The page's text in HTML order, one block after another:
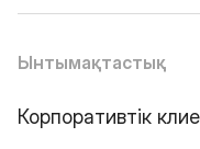
Ынтымақтастық
Корпоративтік